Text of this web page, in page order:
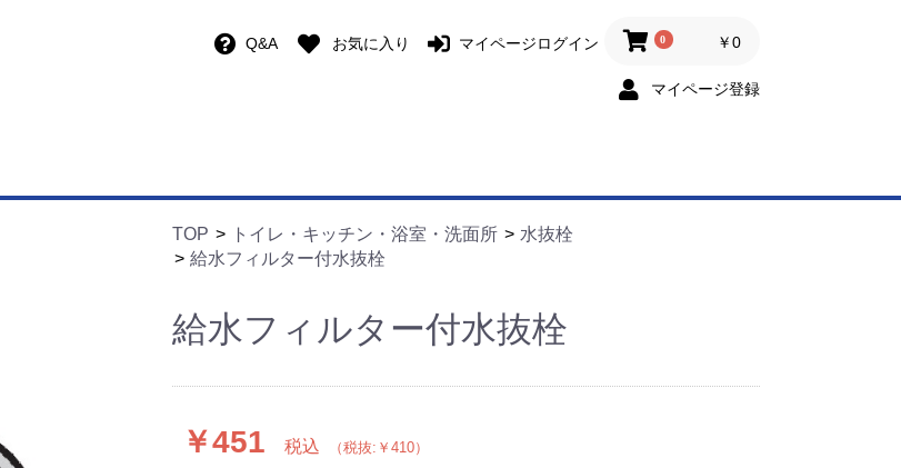
Q&A お気に入り マイページログイン 0 ￥0
マイページ登録
TOP トイレ・キッチン・浴室・洗面所
水抜栓
給水フィルター付水抜栓
給水フィルター付水抜栓
￥451 税込 （税抜:￥410）